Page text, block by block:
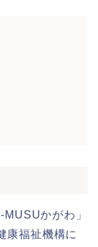
かがわ」
康福祉機構に